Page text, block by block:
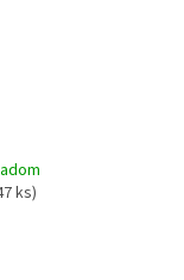
ks)